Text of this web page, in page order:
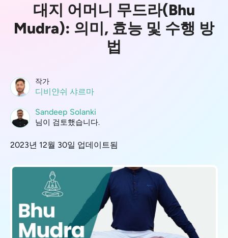
대지 어머니 무드라(Bhu
Mudra): 의미, 효능 및 수행 방
법
작가
디비얀쉬 샤르마
Sandeep Solanki
님이 검토했습니다.
2023년 12월 30일 업데이트됨